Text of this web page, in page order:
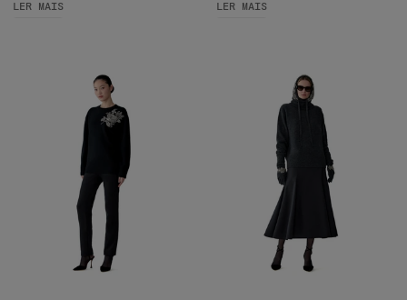
LER MAIS LER MAIS